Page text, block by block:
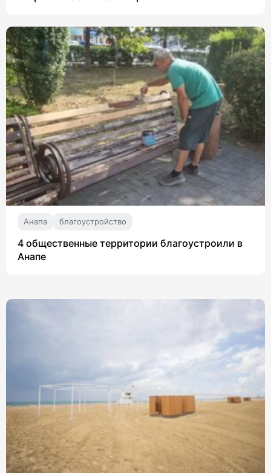
Анапа благоустройство
4 общественные территории благоустроили в
Анапе